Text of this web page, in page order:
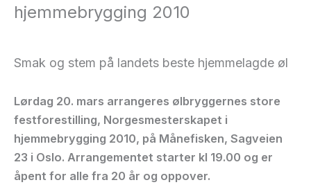
hjemmebrygging 2010
Smak og stem på landets beste hjemmelagde øl
Lørdag 20. mars arrangeres ølbryggernes store
festforestilling, Norgesmesterskapet i
hjemmebrygging 2010, på Månefisken, Sagveien
23 i Oslo. Arrangementet starter kl 19.00 og er
åpent for alle fra 20 år og oppover.